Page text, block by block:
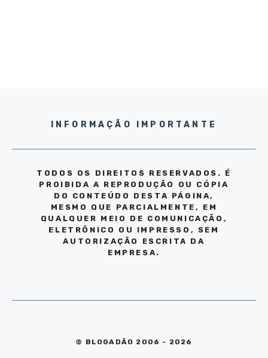
INFORMAÇÃO IMPORTANTE
TODOS OS DIREITOS RESERVADOS. É
PROIBIDA A REPRODUÇÃO OU CÓPIA
DO CONTEÚDO DESTA PÁGINA,
MESMO QUE PARCIALMENTE, EM
QUALQUER MEIO DE COMUNICAÇÃO,
ELETRÔNICO OU IMPRESSO, SEM
AUTORIZAÇÃO ESCRITA DA
EMPRESA.
© BLOGADÃO 2006 - 2026